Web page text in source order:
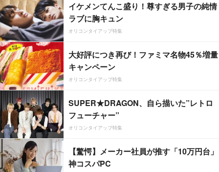
イケメンてんこ盛り！尊すぎる男子の純情
ラブに胸キュン
オリコンタイアップ特集
大好評につき再び！ファミマ名物45％増量
キャンペーン
オリコンタイアップ特集
SUPER★DRAGON、自ら描いた”レトロ
フューチャー”
オリコンタイアップ特集
【驚愕】メーカー社員が推す「10万円台」
神コスパPC